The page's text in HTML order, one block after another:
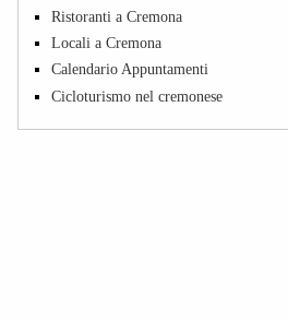
Ristoranti a Cremona
Locali a Cremona
Calendario Appuntamenti
Cicloturismo nel cremonese